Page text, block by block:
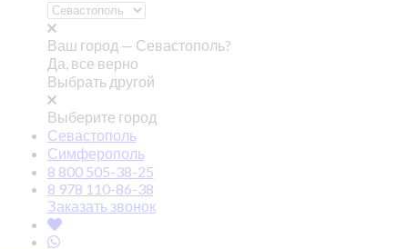
Ваш город — Севастополь?
Да, все верно
Выбрать другой
Выберите город
Севастополь
Симферополь
8 800 505-38-25
8 978 110-86-38
Заказать звонок